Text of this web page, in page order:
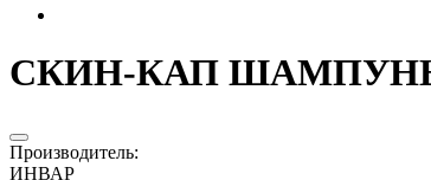
СКИН-КАП ШАМПУНЬ
Производитель:
ИНВАР